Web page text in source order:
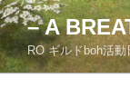
コ
ン
テ
ン
– A
RO ギルドboh活動